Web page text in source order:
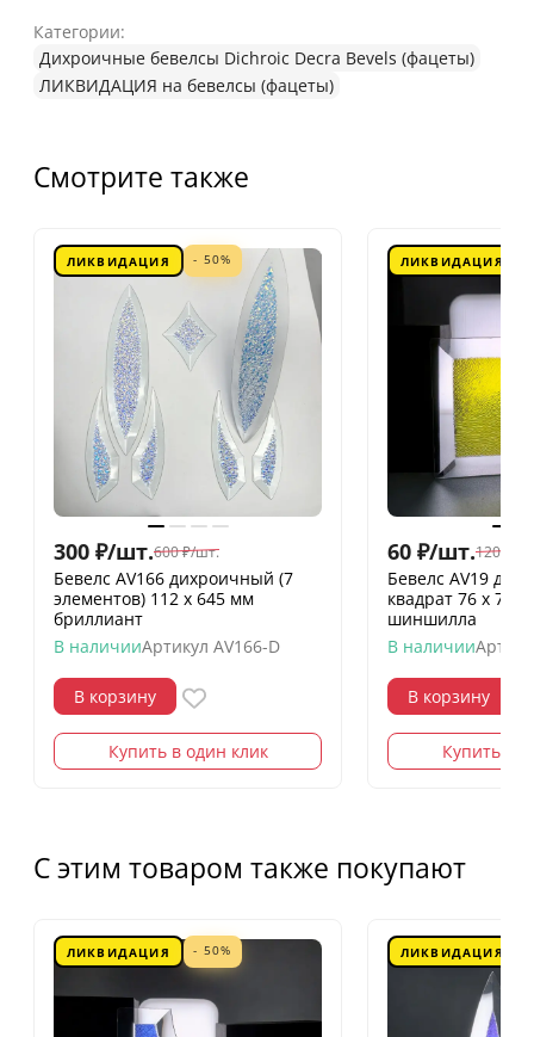
Категории:
Дихроичные бевелсы Dichroic Decra Bevels (фацеты)
ЛИКВИДАЦИЯ на бевелсы (фацеты)
Смотрите также
ЛИКВИДАЦИЯ - 50%
300 ₽/шт.600 ₽/шт.
Бевелс AV166 дихроичный (7
элементов) 112 х 645 мм
бриллиант
В наличииАртикул AV166-D
В корзину
Купить в один клик
ЛИКВИДАЦИЯ
60 ₽/шт.120
Бевелс AV19
квадрат 76 х 76
шиншилла
В наличии
В корзину
Купить в
С этим товаром также покупают
ЛИКВИДАЦИЯ - 50% ЛИКВИДАЦИЯ